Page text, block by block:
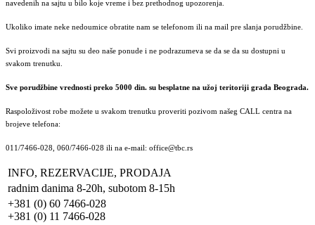
navedenih na sajtu u bilo koje vreme i bez prethodnog upozorenja.
Ukoliko imate neke nedoumice obratite nam se telefonom ili na mail pre slanja porudžbine.
Svi proizvodi na sajtu su deo naše ponude i ne podrazumeva se da se da su dostupni u
svakom trenutku.
Sve porudžbine vrednosti preko 5000 din. su besplatne na užoj teritoriji grada Beograda.
Raspoloživost robe možete u svakom trenutku proveriti pozivom našeg CALL centra na
brojeve telefona:
011/7466-028, 060/7466-028 ili na e-mail: office@tbc.rs
INFO, REZERVACIJE, PRODAJA
radnim danima 8-20h, subotom 8-15h
+381 (0) 60 7466-028
+381 (0) 11 7466-028